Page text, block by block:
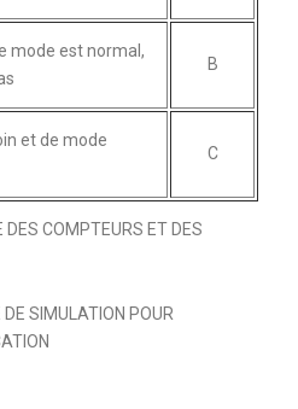
mode est normal,
B
et de mode
C
DES COMPTEURS ET DES
SIMULATION POUR